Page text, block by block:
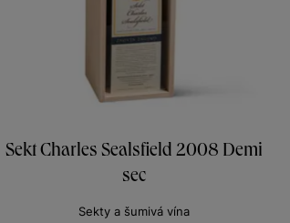
Sekt Charles Sealsfield 2008 Demi
sec
Sekty a šumivá vína